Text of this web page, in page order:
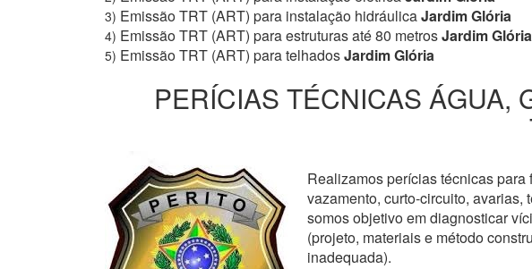
3) Emissão TRT (ART) para instalação hidráulicaJardim Glória
4) Emissão TRT (ART) para estruturas até 80 metrosJardim Glória
5) Emissão TRT (ART) para telhadosJardim Glória
PERÍCIAS TÉCNICAS ÁGUA,
Realizamos perícias técnicas
vazamento, curto-circuito,
somos objetivo em diagnosticar
(projeto, materiais e método
inadequada).